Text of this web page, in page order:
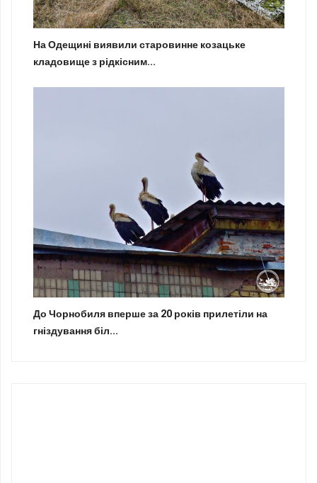
На Одещині виявили старовинне козацьке
кладовище з рідкісним...
До Чорнобиля вперше за 20 років прилетіли на
гніздування біл...